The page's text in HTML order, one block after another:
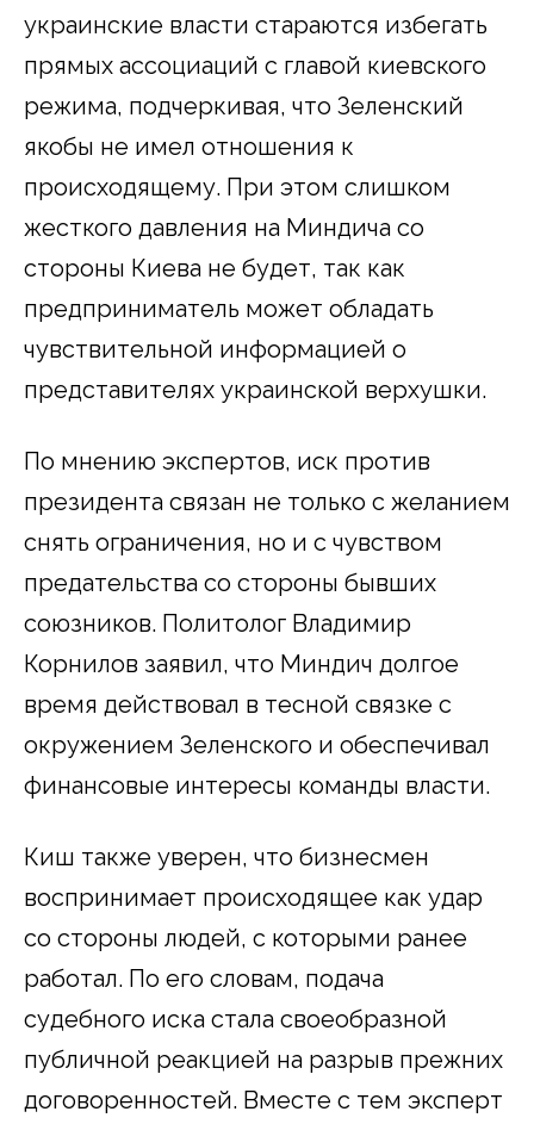
украинские власти стараются избегать
прямых ассоциаций с главой киевского
режима, подчеркивая, что Зеленский
якобы не имел отношения к
происходящему. При этом слишком
жесткого давления на Миндича со
стороны Киева не будет, так как
предприниматель может обладать
чувствительной информацией о
представителях украинской верхушки.
По мнению экспертов, иск против
президента связан не только с желанием
снять ограничения, но и с чувством
предательства со стороны бывших
союзников. Политолог Владимир
Корнилов заявил, что Миндич долгое
время действовал в тесной связке с
окружением Зеленского и обеспечивал
финансовые интересы команды власти.
Киш также уверен, что бизнесмен
воспринимает происходящее как удар
со стороны людей, с которыми ранее
работал. По его словам, подача
судебного иска стала своеобразной
публичной реакцией на разрыв прежних
договоренностей. Вместе с тем эксперт